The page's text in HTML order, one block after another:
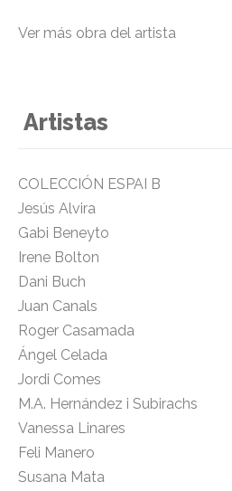
Artistas
COLECCIÓN ESPAI B
Jesús Alvira
Gabi Beneyto
Irene Bolton
Dani Buch
Juan Canals
Roger Casamada
Ángel Celada
Jordi Comes
M.A. Hernández i Subirachs
Vanessa Linares
Feli Manero
Susana Mata
Ver más obra del artista